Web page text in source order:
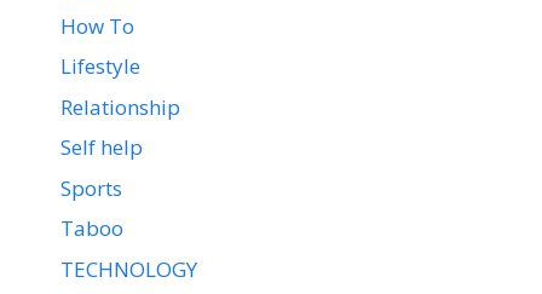
How To
Lifestyle
Relationship
Self help
Sports
Taboo
TECHNOLOGY